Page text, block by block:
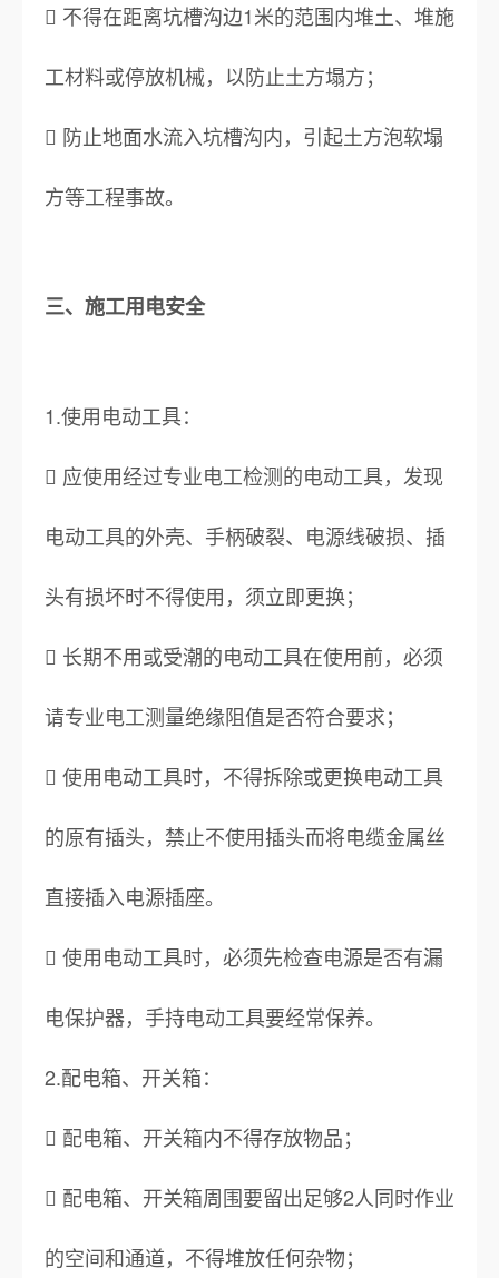
 不得在距离坑槽沟边1米的范围内堆土、堆施
工材料或停放机械，以防止土方塌方；
 防止地面水流入坑槽沟内，引起土方泡软塌
方等工程事故。
三、施工用电安全
1.使用电动工具：
 应使用经过专业电工检测的电动工具，发现
电动工具的外壳、手柄破裂、电源线破损、插
头有损坏时不得使用，须立即更换；
 长期不用或受潮的电动工具在使用前，必须
请专业电工测量绝缘阻值是否符合要求；
 使用电动工具时，不得拆除或更换电动工具
的原有插头，禁止不使用插头而将电缆金属丝
直接插入电源插座。
 使用电动工具时，必须先检查电源是否有漏
电保护器，手持电动工具要经常保养。
2.配电箱、开关箱：
 配电箱、开关箱内不得存放物品；
 配电箱、开关箱周围要留出足够2人同时作业
的空间和通道，不得堆放任何杂物；